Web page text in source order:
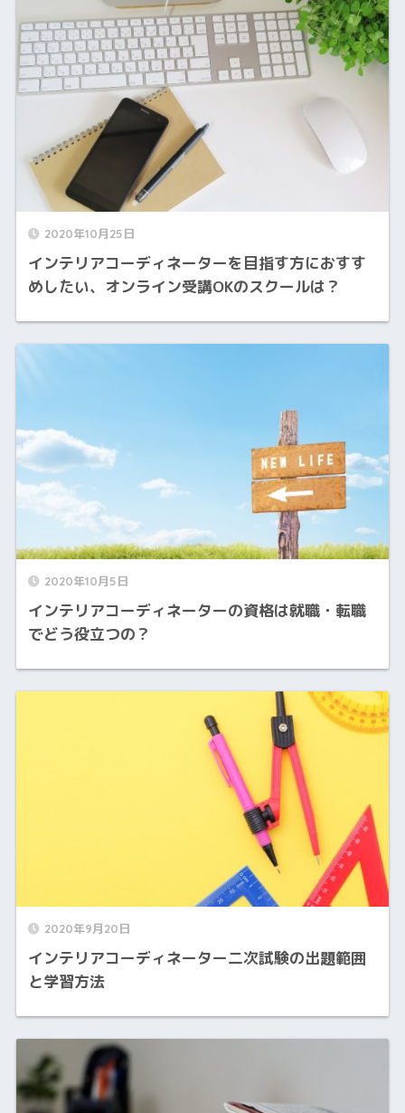
2020年10月25日
インテリアコーディネーターを目指す方におすす
めしたい、オンライン受講OKのスクールは？
2020年10月5日
インテリアコーディネーターの資格は就職・転職
でどう役立つの？
2020年9月20日
インテリアコーディネーター二次試験の出題範囲
と学習方法